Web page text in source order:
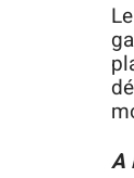
A